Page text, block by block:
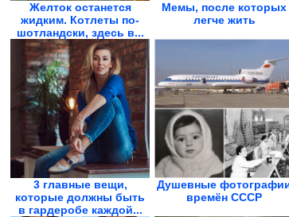
Желток останется
жидким. Котлеты по-
шотландски, здесь в...
Мемы, после которых
легче жить
3 главные вещи,
которые должны быть
в гардеробе каждой...
Душевные
времён СССР